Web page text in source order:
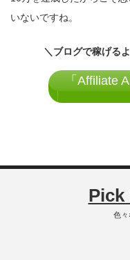
いないですね。
＼ブログで稼げる
「Affiliate
Pick
色々